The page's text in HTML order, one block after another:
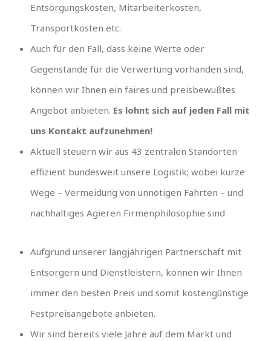
Entsorgungskosten, Mitarbeiterkosten,
Transportkosten etc.
Auch für den Fall, dass keine Werte oder
Gegenstände für die Verwertung vorhanden sind,
können wir Ihnen ein faires und preisbewußtes
Angebot anbieten. Es lohnt sich auf jeden Fall mit
uns Kontakt aufzunehmen!
Aktuell steuern wir aus 43 zentralen Standorten
effizient bundesweit unsere Logistik; wobei kurze
Wege – Vermeidung von unnötigen Fahrten – und
nachhaltiges Agieren Firmenphilosophie sind
Aufgrund unserer langjährigen Partnerschaft mit
Entsorgern und Dienstleistern, können wir Ihnen
immer den besten Preis und somit kostengünstige
Festpreisangebote anbieten.
Wir sind bereits viele Jahre auf dem Markt und